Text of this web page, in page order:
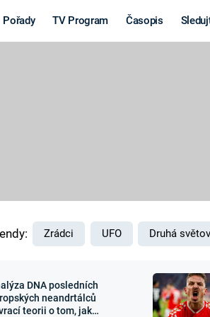
Pořady TV Program Časopis
Výročí
Zrádci UFO Druhá
DNA posledních
neandrtálců
teorii o tom, jak